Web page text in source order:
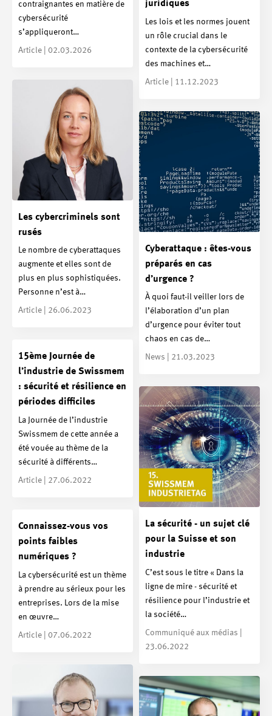
contraignantes en matière de
cybersécurité
s’appliqueront…
Article | 02.03.2026
juridiques
Les lois et les normes jouent
un rôle crucial dans le
contexte de la cybersécurité
des machines et…
Article | 11.12.2023
Les cybercriminels sont
rusés
Le nombre de cyberattaques
augmente et elles sont de
plus en plus sophistiquées.
Personne n’est à…
Article | 26.06.2023
Cyberattaque : êtes-vous
préparés en cas
d’urgence ?
À quoi faut-il veiller lors de
l’élaboration d’un plan
d’urgence pour éviter tout
chaos en cas de…
News | 21.03.2023
15ème Journée de
l’industrie de Swissmem
: sécurité et résilience en
périodes difficiles
La Journée de l’industrie
Swissmem de cette année a
été vouée au thème de la
sécurité à différents…
Article | 27.06.2022
La sécurité - un sujet clé
pour la Suisse et son
industrie
C’est sous le titre « Dans la
ligne de mire - sécurité et
résilience pour l’industrie et
la société…
Communiqué aux médias |
23.06.2022
Connaissez-vous vos
points faibles
numériques ?
La cybersécurité est un thème
à prendre au sérieux pour les
entreprises. Lors de la mise
en œuvre…
Article | 07.06.2022